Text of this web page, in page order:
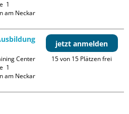
1
Center
1
jetzt anmelden
15 von 15 Plätzen frei